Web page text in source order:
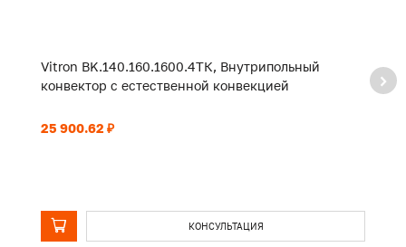
Vitron BK.140.160.1600.4ТК, Внутрипольный
конвектор с естественной конвекцией
25 900.62 ₽
КОНСУЛЬТАЦИЯ